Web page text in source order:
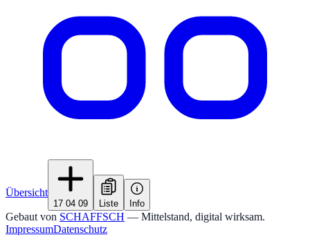
Übersicht
17 04 09 Liste Info
Gebaut von SCHAFFSCH — Mittelstand, digital wirksam.
ImpressumDatenschutz